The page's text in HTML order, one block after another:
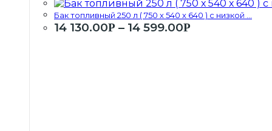
Бак топливный 250 л ( 750 х 540 х 640 ) с низкой ...
14 130.00Р – 14 599.00Р